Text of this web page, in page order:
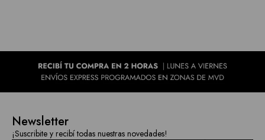
Newsletter
¡Suscribite y recibí todas nuestras novedades!